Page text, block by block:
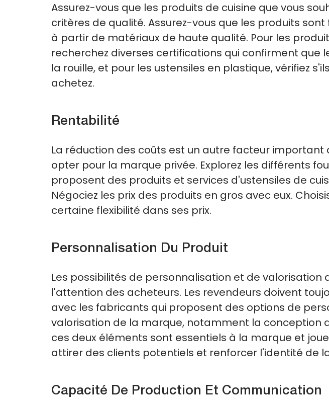
Assurez-vous que les produits de cuisine que vous
critères de qualité. Assurez-vous que les produits
à partir de matériaux de haute qualité. Pour les
recherchez diverses certifications qui confirment que
la rouille, et pour les ustensiles en plastique, vérifiez
achetez.
Rentabilité
La réduction des coûts est un autre facteur important
opter pour la marque privée. Explorez les différents
proposent des produits et services d'ustensiles de
Négociez les prix des produits en gros avec eux.
certaine flexibilité dans ses prix.
Personnalisation Du Produit
Les possibilités de personnalisation et de
l'attention des acheteurs. Les revendeurs doivent
avec les fabricants qui proposent des options de
valorisation de la marque, notamment la conception
ces deux éléments sont essentiels à la marque et
attirer des clients potentiels et renforcer l'identité de
Capacité De Production Et Communication